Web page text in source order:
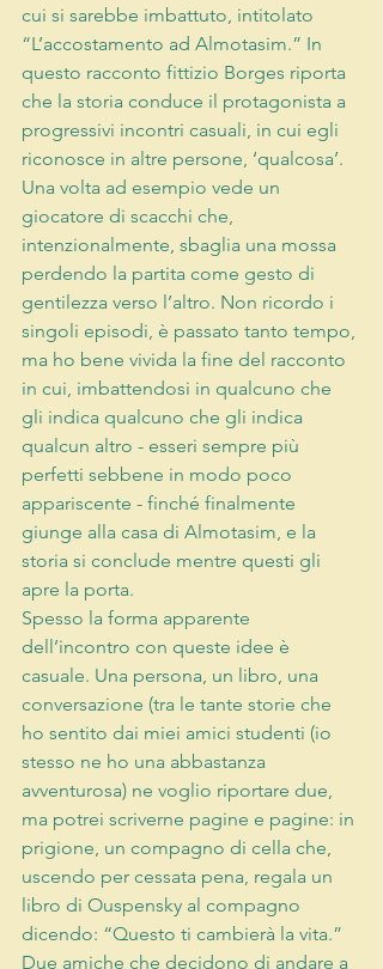
cui si sarebbe imbattuto, intitolato
“L’accostamento ad Almotasim.” In
questo racconto fittizio Borges riporta
che la storia conduce il protagonista a
progressivi incontri casuali, in cui egli
riconosce in altre persone, ‘qualcosa’.
Una volta ad esempio vede un
giocatore di scacchi che,
intenzionalmente, sbaglia una mossa
perdendo la partita come gesto di
gentilezza verso l’altro. Non ricordo i
singoli episodi, è passato tanto tempo,
ma ho bene vivida la fine del racconto
in cui, imbattendosi in qualcuno che
gli indica qualcuno che gli indica
qualcun altro - esseri sempre più
perfetti sebbene in modo poco
appariscente - finché finalmente
giunge alla casa di Almotasim, e la
storia si conclude mentre questi gli
apre la porta.
Spesso la forma apparente
dell’incontro con queste idee è
casuale. Una persona, un libro, una
conversazione (tra le tante storie che
ho sentito dai miei amici studenti (io
stesso ne ho una abbastanza
avventurosa) ne voglio riportare due,
ma potrei scriverne pagine e pagine: in
prigione, un compagno di cella che,
uscendo per cessata pena, regala un
libro di Ouspensky al compagno
dicendo: “Questo ti cambierà la vita.”
Due amiche che decidono di andare a